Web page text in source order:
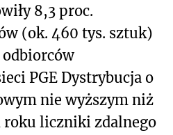
8,3 proc.
(ok. 460 tys. sztuk)
PGE Dystrybucja o
nie wyższym niż
roku liczniki zdalnego